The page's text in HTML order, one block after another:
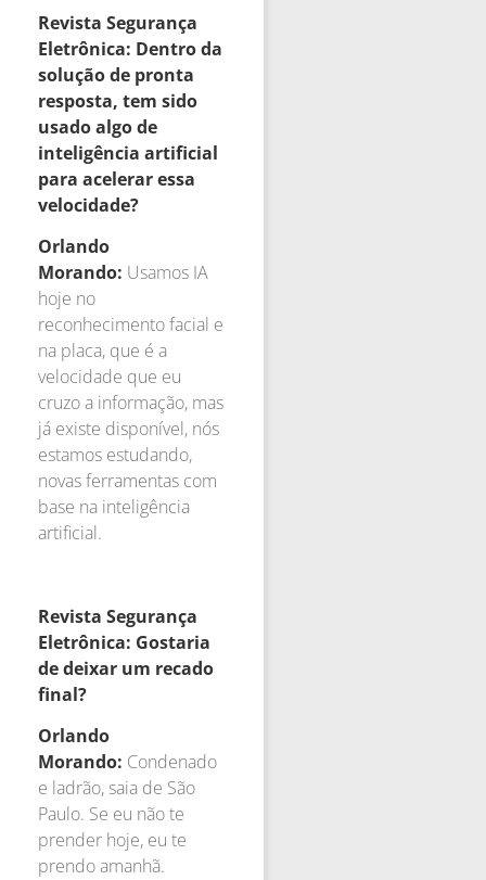
Revista Segurança
Eletrônica: Dentro da
solução de pronta
resposta, tem sido
usado algo de
inteligência artificial
para acelerar essa
velocidade?
Orlando
Morando: Usamos IA
hoje no
reconhecimento facial e
na placa, que é a
velocidade que eu
cruzo a informação, mas
já existe disponível, nós
estamos estudando,
novas ferramentas com
base na inteligência
artificial.
Revista Segurança
Eletrônica: Gostaria
de deixar um recado
final?
Orlando
Morando: Condenado
e ladrão, saia de São
Paulo. Se eu não te
prender hoje, eu te
prendo amanhã.